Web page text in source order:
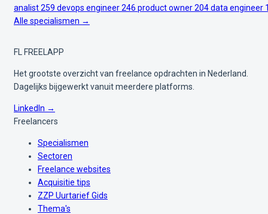
analist259 devops engineer246 product owner204data engineer
Alle specialismen →
FL FREELAPP
Het grootste overzicht van freelance opdrachten in Nederland.
Dagelijks bijgewerkt vanuit meerdere platforms.
LinkedIn →
Freelancers
Specialismen
Sectoren
Freelance websites
Acquisitie tips
ZZP Uurtarief Gids
Thema's